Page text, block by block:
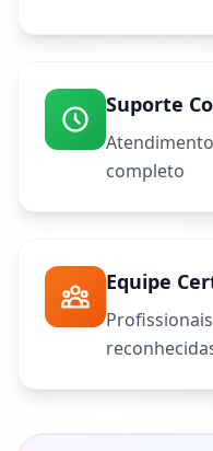
Suporte
completo
Equipe